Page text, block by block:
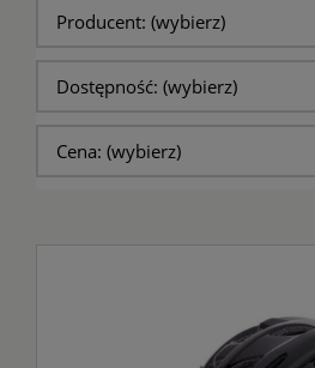
Producent: (wybierz)
Dostępność: (wybierz)
Cena: (wybierz)